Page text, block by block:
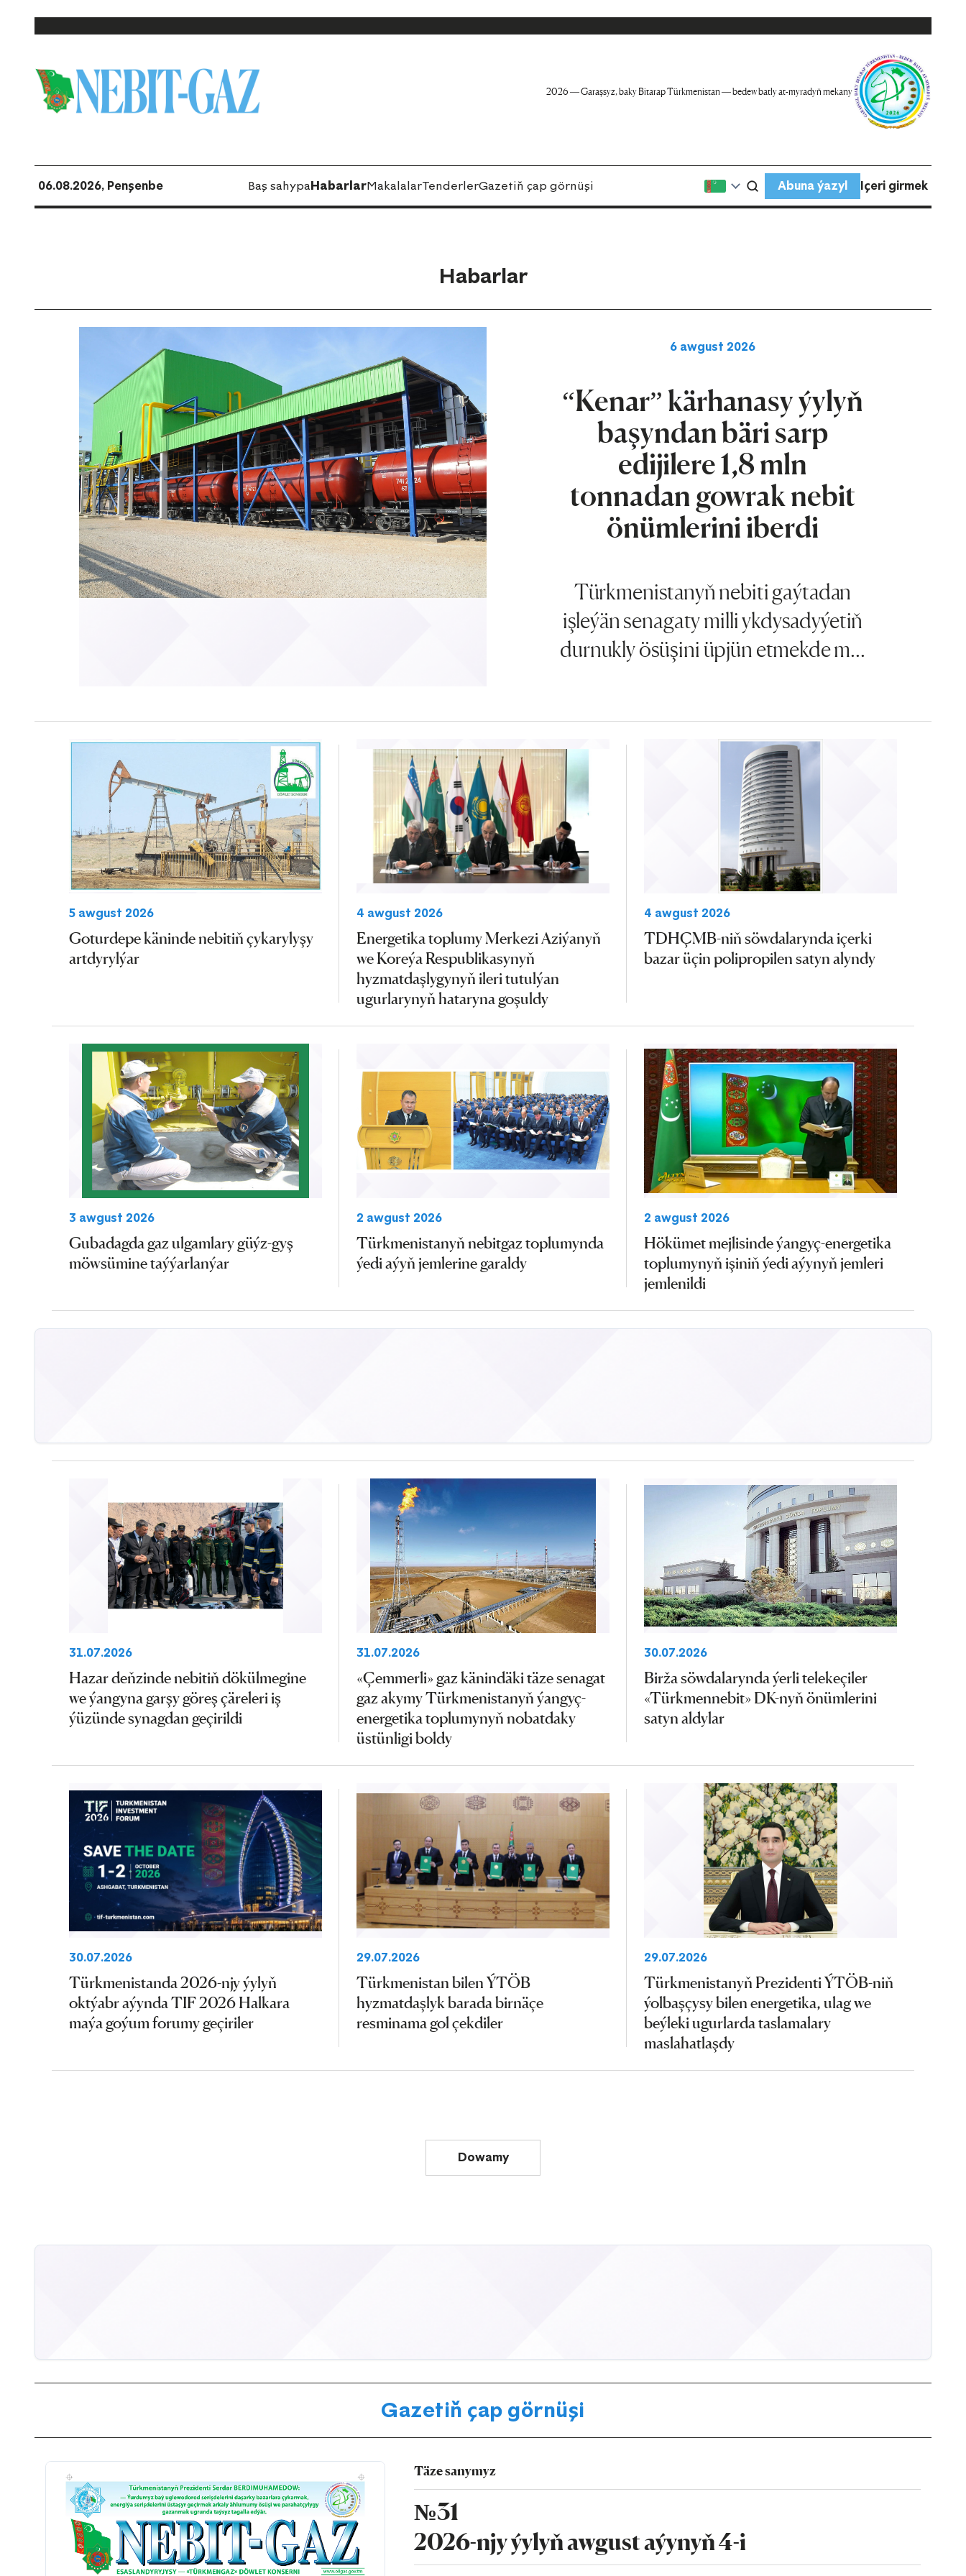
2026 — Garaşsyz, baky Bitarap Türkmenistan — bedew batly at-myradyň mekany
06.08.2026, Penşenbe Baş sahypaHabarlarMakalalarTenderlerGazetiň çap görnüşi Abuna ýazyl Içeri girmek
Habarlar
6 awgust 2026
“Kenar” kärhanasy ýylyň
başyndan bäri sarp
edijilere 1,8 mln
tonnadan gowrak nebit
önümlerini iberdi
Türkmenistanyň nebiti gaýtadan
işleýän senagaty milli ykdysadyýetiň
durnukly ösüşini üpjün etmekde m...
5 awgust 2026
Goturdepe käninde nebitiň çykarylyşy
artdyrylýar
4 awgust 2026
Energetika toplumy Merkezi Aziýanyň
we Koreýa Respublikasynyň
hyzmatdaşlygynyň ileri tutulýan
ugurlarynyň hataryna goşuldy
4 awgust 2026
TDHÇMB-niň söwdalarynda içerki
bazar üçin polipropilen satyn alyndy
3 awgust 2026
Gubadagda gaz ulgamlary güýz-gyş
möwsümine taýýarlanýar
2 awgust 2026
Türkmenistanyň nebitgaz toplumynda
ýedi aýyň jemlerine garaldy
2 awgust 2026
Hökümet mejlisinde ýangyç-energetika
toplumynyň işiniň ýedi aýynyň jemleri
jemlenildi
31.07.2026
Hazar deňzinde nebitiň dökülmegine
we ýangyna garşy göreş çäreleri iş
ýüzünde synagdan geçirildi
31.07.2026
«Çemmerli» gaz känindäki täze senagat
gaz akymy Türkmenistanyň ýangyç-
energetika toplumynyň nobatdaky
üstünligi boldy
30.07.2026
Birža söwdalarynda ýerli telekeçiler
«Türkmennebit» DK-nyň önümlerini
satyn aldylar
30.07.2026
Türkmenistanda 2026-njy ýylyň
oktýabr aýynda TIF 2026 Halkara
maýa goýum forumy geçiriler
29.07.2026
Türkmenistan bilen ÝTÖB
hyzmatdaşlyk barada birnäçe
resminama gol çekdiler
29.07.2026
Türkmenistanyň Prezidenti ÝTÖB-niň
ýolbaşçysy bilen energetika, ulag we
beýleki ugurlarda taslamalary
maslahatlaşdy
Dowamy
Gazetiň çap görnüşi
Täze sanymyz
№31
2026-njy ýylyň awgust aýynyň 4-i